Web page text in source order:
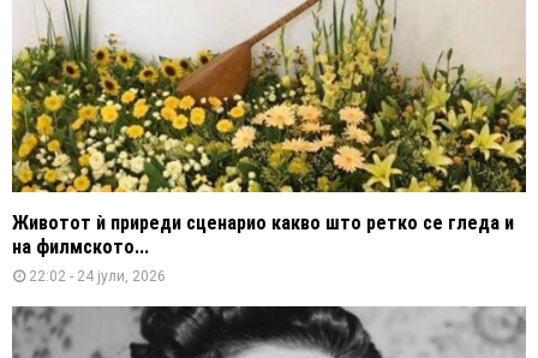
Животот ѝ приреди сценарио какво што ретко се гледа и
на филмското...
22:02 - 24 јули, 2026